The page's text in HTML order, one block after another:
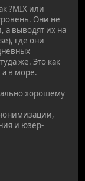
?MIX или
Они не
а выводят их на
где они
же. Это как
а в море.
хорошему
и юзер-